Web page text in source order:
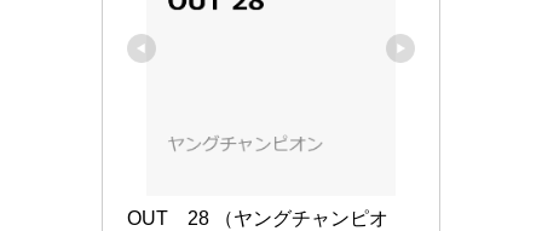
OUT　28 （ヤングチャンピオ